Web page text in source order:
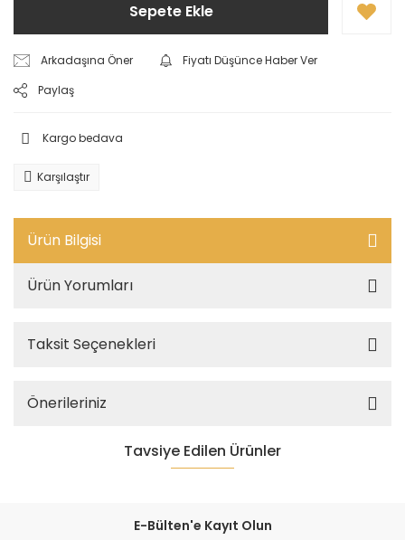
Sepete Ekle
Arkadaşına Öner
Fiyatı Düşünce Haber Ver
Paylaş
Kargo bedava
Karşılaştır
Ürün Bilgisi
Ürün Yorumları
Taksit Seçenekleri
Önerileriniz
Tavsiye Edilen Ürünler
E-Bülten'e Kayıt Olun